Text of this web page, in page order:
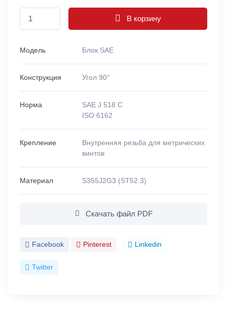
В корзину
Модель Блок SAE
Конструкция Угол 90°
Норма
SAE J 518 C
ISO 6162
Крепление
Внутренняя резьба для метрических
винтов
Материал S355J2G3 (ST52.3)
Скачать файл PDF
Facebook Pinterest Linkedin
Twitter